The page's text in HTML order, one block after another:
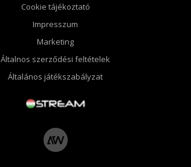
Cookie tájékoztató
Impresszum
Marketing
Általnos szerződési feltételek
Általános játékszabályzat